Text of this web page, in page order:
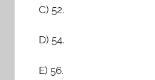
C) 52.
D) 54.
E) 56.